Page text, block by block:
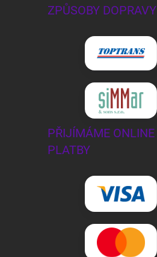
ZPŮSOBY DOPRAVY
PŘIJÍMÁME ONLINE
PLATBY